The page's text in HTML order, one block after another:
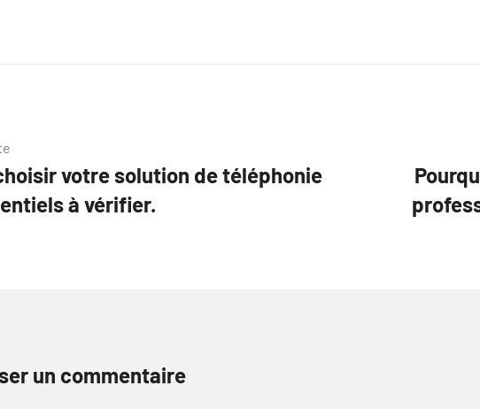
votre solution de téléphonie
à vérifier.
un commentaire